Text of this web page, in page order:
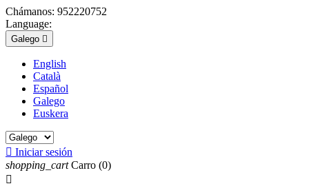
Chámanos: 952220752
Language:
Galego 
English
Català
Español
Galego
Euskera
 Iniciar sesión
shopping_cart Carro (0)
